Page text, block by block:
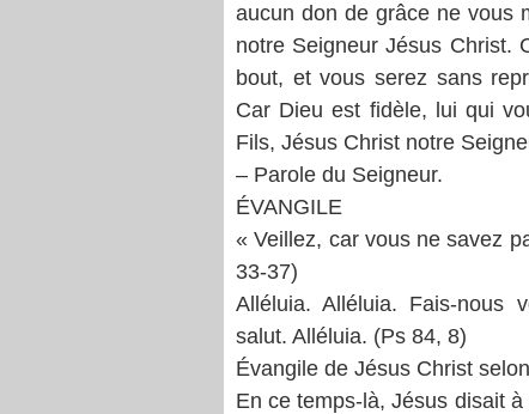
aucun don de grâce ne vous
notre Seigneur Jésus Christ.
bout, et vous serez sans
Car Dieu est fidèle, lui qui
Fils, Jésus Christ notre
– Parole du Seigneur.
ÉVANGILE
« Veillez, car vous ne savez
33-37)
Alléluia. Alléluia. Fais-nous
salut. Alléluia. (Ps 84, 8)
Évangile de Jésus Christ
En ce temps-là, Jésus disait